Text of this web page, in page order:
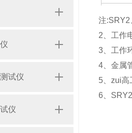
试仪
仪
SRY3-
SRY3-
SRY4-
注
2、工作
3、工作
4、金属
5、zui
6、